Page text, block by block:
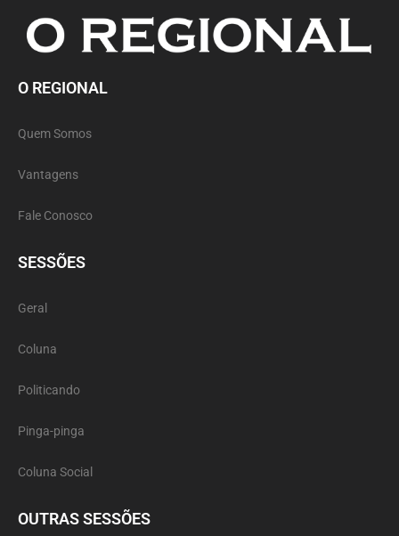
O REGIONAL
Quem Somos
Vantagens
Fale Conosco
SESSÕES
Geral
Coluna
Politicando
Pinga-pinga
Coluna Social
OUTRAS SESSÕES